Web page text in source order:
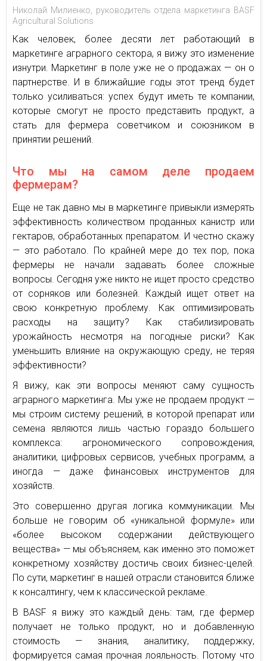
Николай Милиенко, руководитель отдела маркетинга BASF
Agricultural Solutions
Как человек, более десяти лет работающий в
маркетинге аграрного сектора, я вижу это изменение
изнутри. Маркетинг в поле уже не о продажах — он о
партнерстве. И в ближайшие годы этот тренд будет
только усиливаться: успех будут иметь те компании,
которые смогут не просто представить продукт, а
стать для фермера советчиком и союзником в
принятии решений.
Что мы на самом деле продаем
фермерам?
Еще не так давно мы в маркетинге привыкли измерять
эффективность количеством проданных канистр или
гектаров, обработанных препаратом. И честно скажу
— это работало. По крайней мере до тех пор, пока
фермеры не начали задавать более сложные
вопросы. Сегодня уже никто не ищет просто средство
от сорняков или болезней. Каждый ищет ответ на
свою конкретную проблему. Как оптимизировать
расходы на защиту? Как стабилизировать
урожайность несмотря на погодные риски? Как
уменьшить влияние на окружающую среду, не теряя
эффективности?
Я вижу, как эти вопросы меняют саму сущность
аграрного маркетинга. Мы уже не продаем продукт —
мы строим систему решений, в которой препарат или
семена являются лишь частью гораздо большего
комплекса: агрономического сопровождения,
аналитики, цифровых сервисов, учебных программ, а
иногда — даже финансовых инструментов для
хозяйств.
Это совершенно другая логика коммуникации. Мы
больше не говорим об «уникальной формуле» или
«более высоком содержании действующего
вещества» — мы объясняем, как именно это поможет
конкретному хозяйству достичь своих бизнес-целей.
По сути, маркетинг в нашей отрасли становится ближе
к консалтингу, чем к классической рекламе.
В BASF я вижу это каждый день: там, где фермер
получает не только продукт, но и добавленную
стоимость — знания, аналитику, поддержку,
формируется самая прочная лояльность. Потому что